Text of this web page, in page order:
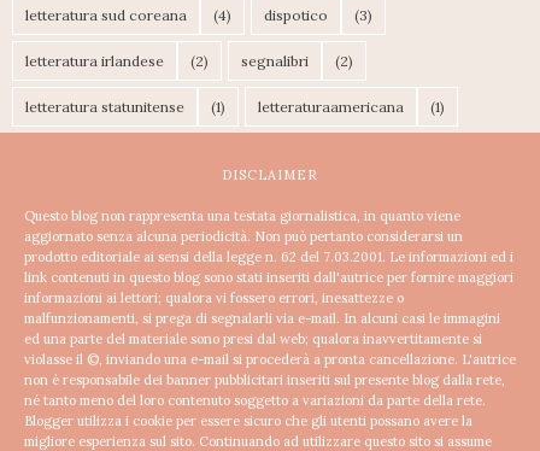
letteratura sud coreana (4) dispotico (3)
letteratura irlandese (2) segnalibri (2)
letteratura statunitense (1) letteraturaamericana (1)
DISCLAIMER
Questo blog non rappresenta una testata giornalistica, in quanto viene
aggiornato senza alcuna periodicità. Non può pertanto considerarsi un
prodotto editoriale ai sensi della legge n. 62 del 7.03.2001. Le informazioni ed i
link contenuti in questo blog sono stati inseriti dall'autrice per fornire maggiori
informazioni ai lettori; qualora vi fossero errori, inesattezze o
malfunzionamenti, si prega di segnalarli via e-mail. In alcuni casi le immagini
ed una parte del materiale sono presi dal web; qualora inavvertitamente si
violasse il ©, inviando una e-mail si procederà a pronta cancellazione. L'autrice
non è responsabile dei banner pubblicitari inseriti sul presente blog dalla rete,
né tanto meno del loro contenuto soggetto a variazioni da parte della rete.
Blogger utilizza i cookie per essere sicuro che gli utenti possano avere la
migliore esperienza sul sito. Continuando ad utilizzare questo sito si assume